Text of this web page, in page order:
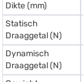
Dikte (mm)
Statisch
Draaggetal (N)
Dynamisch
Draaggetal (N)